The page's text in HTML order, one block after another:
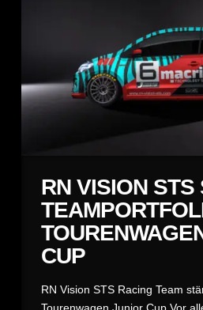
RN VISION STS
CUP
RN Vision STS Racing Team